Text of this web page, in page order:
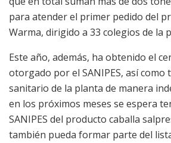
para atender el primer pedido del
Warma, dirigido a 33 colegios de la
Este año, además, ha obtenido el
otorgado por el SANIPES, así
sanitario de la planta de manera
en los próximos meses se espera
SANIPES del producto caballa
también pueda formar parte del